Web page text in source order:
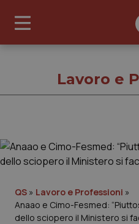
Governo e Parlamento
Lavoro e
QS » Lavoro e Professioni »
Anaao e Cimo-Fesmed:
dello sciopero il Ministero si